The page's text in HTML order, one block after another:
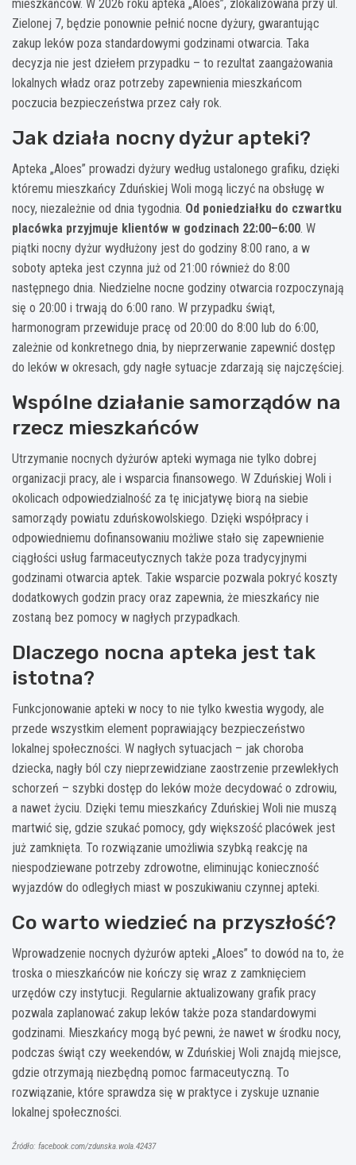
mieszkańców. W 2026 roku apteka „Aloes”, zlokalizowana przy ul.
Zielonej 7, będzie ponownie pełnić nocne dyżury, gwarantując
zakup leków poza standardowymi godzinami otwarcia. Taka
decyzja nie jest dziełem przypadku – to rezultat zaangażowania
lokalnych władz oraz potrzeby zapewnienia mieszkańcom
poczucia bezpieczeństwa przez cały rok.
Jak działa nocny dyżur apteki?
Apteka „Aloes” prowadzi dyżury według ustalonego grafiku, dzięki
któremu mieszkańcy Zduńskiej Woli mogą liczyć na obsługę w
nocy, niezależnie od dnia tygodnia. Od poniedziałku do czwartku
placówka przyjmuje klientów w godzinach 22:00–6:00. W
piątki nocny dyżur wydłużony jest do godziny 8:00 rano, a w
soboty apteka jest czynna już od 21:00 również do 8:00
następnego dnia. Niedzielne nocne godziny otwarcia rozpoczynają
się o 20:00 i trwają do 6:00 rano. W przypadku świąt,
harmonogram przewiduje pracę od 20:00 do 8:00 lub do 6:00,
zależnie od konkretnego dnia, by nieprzerwanie zapewnić dostęp
do leków w okresach, gdy nagłe sytuacje zdarzają się najczęściej.
Wspólne działanie samorządów na
rzecz mieszkańców
Utrzymanie nocnych dyżurów apteki wymaga nie tylko dobrej
organizacji pracy, ale i wsparcia finansowego. W Zduńskiej Woli i
okolicach odpowiedzialność za tę inicjatywę biorą na siebie
samorządy powiatu zduńskowolskiego. Dzięki współpracy i
odpowiedniemu dofinansowaniu możliwe stało się zapewnienie
ciągłości usług farmaceutycznych także poza tradycyjnymi
godzinami otwarcia aptek. Takie wsparcie pozwala pokryć koszty
dodatkowych godzin pracy oraz zapewnia, że mieszkańcy nie
zostaną bez pomocy w nagłych przypadkach.
Dlaczego nocna apteka jest tak
istotna?
Funkcjonowanie apteki w nocy to nie tylko kwestia wygody, ale
przede wszystkim element poprawiający bezpieczeństwo
lokalnej społeczności. W nagłych sytuacjach – jak choroba
dziecka, nagły ból czy nieprzewidziane zaostrzenie przewlekłych
schorzeń – szybki dostęp do leków może decydować o zdrowiu,
a nawet życiu. Dzięki temu mieszkańcy Zduńskiej Woli nie muszą
martwić się, gdzie szukać pomocy, gdy większość placówek jest
już zamknięta. To rozwiązanie umożliwia szybką reakcję na
niespodziewane potrzeby zdrowotne, eliminując konieczność
wyjazdów do odległych miast w poszukiwaniu czynnej apteki.
Co warto wiedzieć na przyszłość?
Wprowadzenie nocnych dyżurów apteki „Aloes” to dowód na to, że
troska o mieszkańców nie kończy się wraz z zamknięciem
urzędów czy instytucji. Regularnie aktualizowany grafik pracy
pozwala zaplanować zakup leków także poza standardowymi
godzinami. Mieszkańcy mogą być pewni, że nawet w środku nocy,
podczas świąt czy weekendów, w Zduńskiej Woli znajdą miejsce,
gdzie otrzymają niezbędną pomoc farmaceutyczną. To
rozwiązanie, które sprawdza się w praktyce i zyskuje uznanie
lokalnej społeczności.
Źródło: facebook.com/zdunska.wola.42437